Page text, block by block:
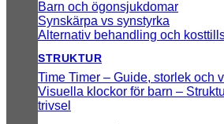
Barn och ögonsjukdomar
Synskärpa vs synstyrka
Alternativ behandling och
STRUKTUR
Time Timer – Guide, storlek och
Visuella klockor för barn –
trivsel